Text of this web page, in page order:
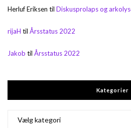
Herluf Eriksen til Diskusprolaps og
rijaH til Årsstatus 2022
Jakob til Årsstatus 2022
Kategorier